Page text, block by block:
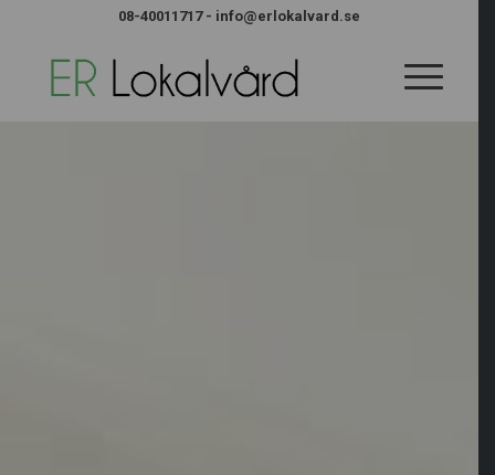
08-40011717- info@erlokalvard.se